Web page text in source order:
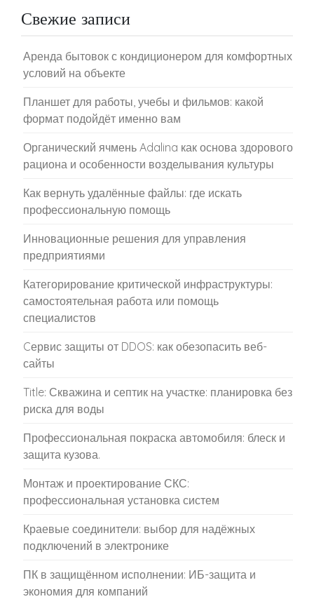
Свежие записи
Аренда бытовок с кондиционером для комфортных
условий на объекте
Планшет для работы, учебы и фильмов: какой
формат подойдёт именно вам
Органический ячмень Adalina как основа здорового
рациона и особенности возделывания культуры
Как вернуть удалённые файлы: где искать
профессиональную помощь
Инновационные решения для управления
предприятиями
Категорирование критической инфраструктуры:
самостоятельная работа или помощь
специалистов
Cервис защиты от DDOS: как обезопасить веб-
сайты
Title: Скважина и септик на участке: планировка без
риска для воды
Профессиональная покраска автомобиля: блеск и
защита кузова.
Монтаж и проектирование СКС:
профессиональная установка систем
Краевые соединители: выбор для надёжных
подключений в электронике
ПК в защищённом исполнении: ИБ-защита и
экономия для компаний